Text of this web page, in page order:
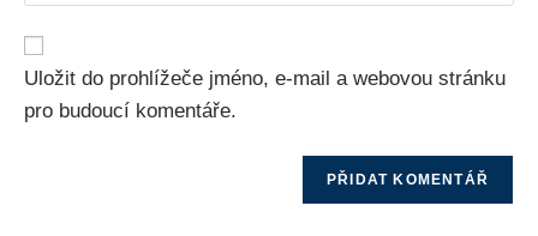
Uložit do prohlížeče jméno, e-mail a webovou stránku
pro budoucí komentáře.